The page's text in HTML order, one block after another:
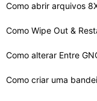
Google Chrome , não
Como extrair
Como adicionar outro
Logitech Webcam
Como abrir arquivos
Como Wipe Out &
Como alterar Entre